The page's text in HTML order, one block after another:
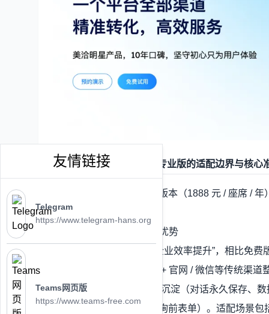
一、下载前必看： 专业版的适配边界与核心
美洽专业版作为付费核心版本（1888 元 / 座席 /
资源浪费：
1. 专业版核心定位与功能优势
美洽专业版聚焦 “成长型企业效率提升”，相比免
手、小红书等新媒体渠道 + 官网 / 微信等传统渠
协作批注）；③ 数据资产沉淀（对话永久保存、
自动回复、关键词触发、询前表单）。适配场景
友情链接
Telegram
https://www.telegram-hans.org
Teams网页版
https://www.teams-free.com